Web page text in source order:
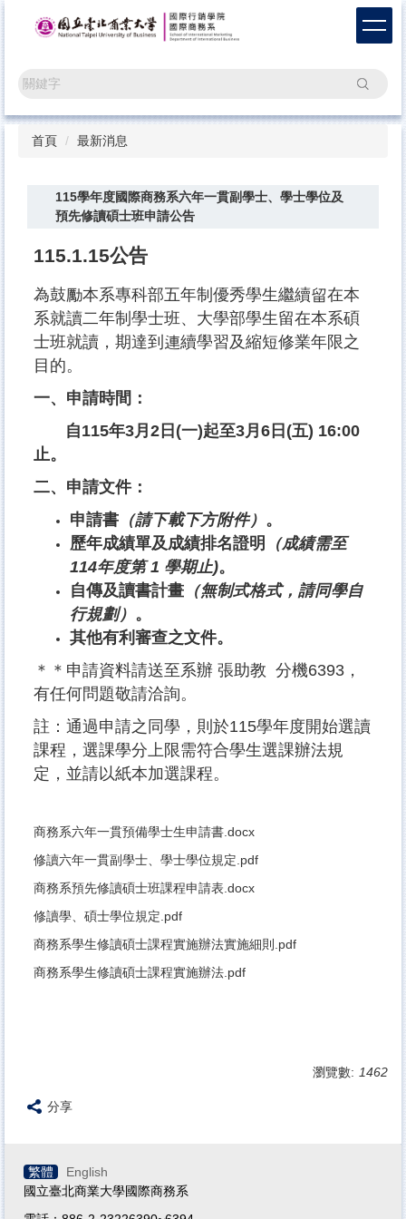
區
搜尋
首頁 最新消息
115學年度國際商務系六年一貫副學士、學士學位及
預先修讀碩士班申請公告
115.1.15公告
為鼓勵本系專科部五年制優秀學生繼續留在本
系就讀二年制學士班、大學部學生留在本系碩
士班就讀，期達到連續學習及縮短修業年限之
目的。
一、申請時間：
自115年3月2日(一)起至3月6日(五) 16:00
止。
二、申請文件：
申請書 （請下載下方附件） 。
歷年成績單及成績排名證明
（成績需至
114年度第 1 學期止)。
自傳及讀書計畫 （無制式格式，請同學自
行規劃） 。
其他有利審查之文件。
＊＊申請資料請送至系辦 張助教 分機6393，
有任何問題敬請洽詢。
註：通過申請之同學，則於115學年度開始選讀
課程，選課學分上限需符合學生選課辦法規
定，並請以紙本加選課程。
商務系六年一貫預備學士生申請書.docx
修讀六年一貫副學士、學士學位規定.pdf
商務系預先修讀碩士班課程申請表.docx
修讀學、碩士學位規定.pdf
商務系學生修讀碩士課程實施辦法實施細則.pdf
商務系學生修讀碩士課程實施辦法.pdf
瀏覽數: 1462
分享
繁體
English
國立臺北商業大學國際商務系